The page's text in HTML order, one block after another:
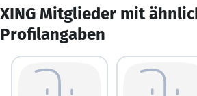
XING Mitglieder mit
Profilangaben